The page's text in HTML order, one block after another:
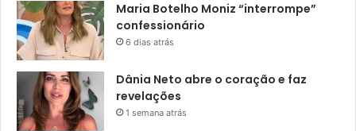
Maria Botelho Moniz “interrompe”
confessionário
6 dias atrás
Dânia Neto abre o coração e faz
revelações
1 semana atrás